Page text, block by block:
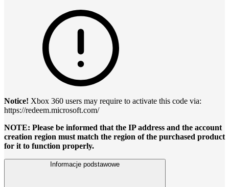
Notice! Xbox 360 users may require to activate this code via:
https://redeem.microsoft.com/
NOTE: Please be informed that the IP address and the account
creation region must match the region of the purchased product
for it to function properly.
Informacje podstawowe